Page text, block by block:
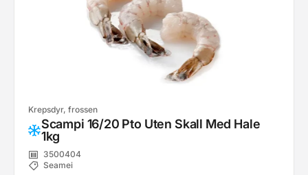
Krepsdyr, frossen
Scampi 16/20 Pto Uten Skall Med Hale
1kg
3500404
Seamei